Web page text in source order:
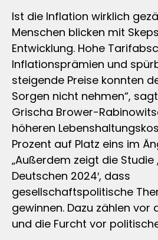
Ist die Inflation wirklich
Menschen blicken mit
Entwicklung. Hohe
Inflationsprämien und
steigende Preise konnten
Sorgen nicht nehmen“,
Grischa Brower-
höheren
Prozent auf Platz eins im
„Außerdem zeigt die Studie
Deutschen 2024′, dass
gesellschaftspolitische
gewinnen. Dazu zählen vor
und die Furcht vor